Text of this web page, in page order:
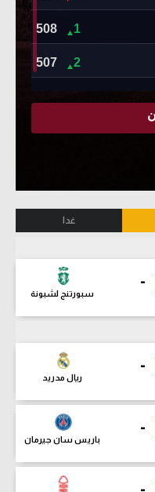
غدا
-
سبورتنج لشبونة
-
ريال مدريد
-
باريس سان جيرمان
-